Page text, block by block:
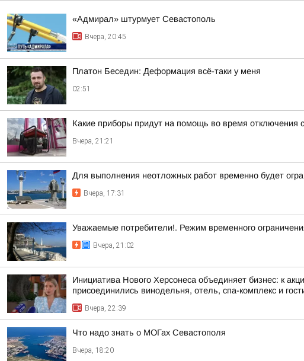
«Адмирал» штурмует Севастополь
Вчера, 20:45
Платон Беседин: Деформация всё-таки у меня
02:51
Какие приборы придут на помощь во время отключения
Вчера, 21:21
Для выполнения неотложных работ временно будет
Вчера, 17:31
Уважаемые потребители!. Режим временного
Вчера, 21:02
Инициатива Нового Херсонеса объединяет бизнес: к
присоединились винодельня, отель, спа-комплекс и
Вчера, 22:39
Что надо знать о МОГах Севастополя
Вчера, 18:20